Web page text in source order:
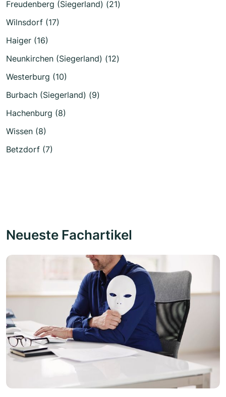
Freudenberg (Siegerland) (21)
Wilnsdorf (17)
Haiger (16)
Neunkirchen (Siegerland) (12)
Westerburg (10)
Burbach (Siegerland) (9)
Hachenburg (8)
Wissen (8)
Betzdorf (7)
Neueste Fachartikel